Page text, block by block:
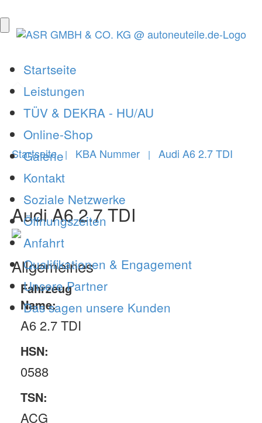
Startseite
Leistungen
TÜV & DEKRA - HU/AU
Online-Shop
Galerie
Kontakt
Soziale Netzwerke
Öffnungszeiten
Anfahrt
Qualifikationen & Engagement
Unsere Partner
Das sagen unsere Kunden
Startseite | KBA Nummer | Audi A6 2.7 TDI
Audi A6 2.7 TDI
Allgemeines
Fahrzeug
Name:
A6 2.7 TDI
HSN:
0588
TSN:
ACG